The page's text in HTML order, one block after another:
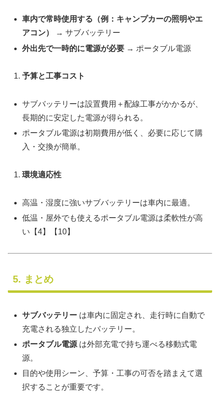
車内で常時使用する（例：キャンプカーの照明やエ
アコン）
→ サブバッテリー
外出先で一時的に電源が必要 → ポータブル電源
予算と工事コスト
サブバッテリーは設置費用＋配線工事がかかるが、
長期的に安定した電源が得られる。
ポータブル電源は初期費用が低く、必要に応じて購
入・交換が簡単。
環境適応性
高温・湿度に強いサブバッテリーは車内に最適。
低温・屋外でも使えるポータブル電源は柔軟性が高
い【4】【10】
5. まとめ
サブバッテリー は車内に固定され、走行時に自動で
充電される独立したバッテリー。
ポータブル電源 は外部充電で持ち運べる移動式電
源。
目的や使用シーン、予算・工事の可否を踏まえて選
択することが重要です。